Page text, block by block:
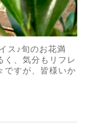
ス♪旬のお花満
く、気分もリフレ
ですが、皆様いか